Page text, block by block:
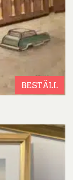
BESTÄLL